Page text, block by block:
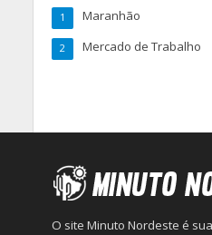
Maranhão
1
Mercado de Trabalho
2
O site Minuto Nordeste é